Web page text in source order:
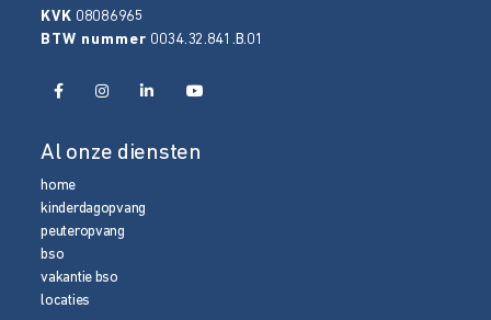
KVK 08086965
BTW nummer 0034.32.841.B.01
Al onze diensten
home
kinderdagopvang
peuteropvang
bso
vakantie bso
locaties